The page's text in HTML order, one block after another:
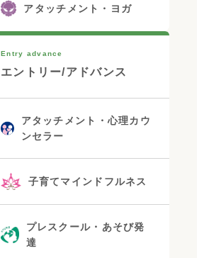
アタッチメント・ヨガ
Entry advance
エントリー/アドバンス
アタッチメント・心理カウ
ンセラー
子育てマインドフルネス
プレスクール・あそび発
達